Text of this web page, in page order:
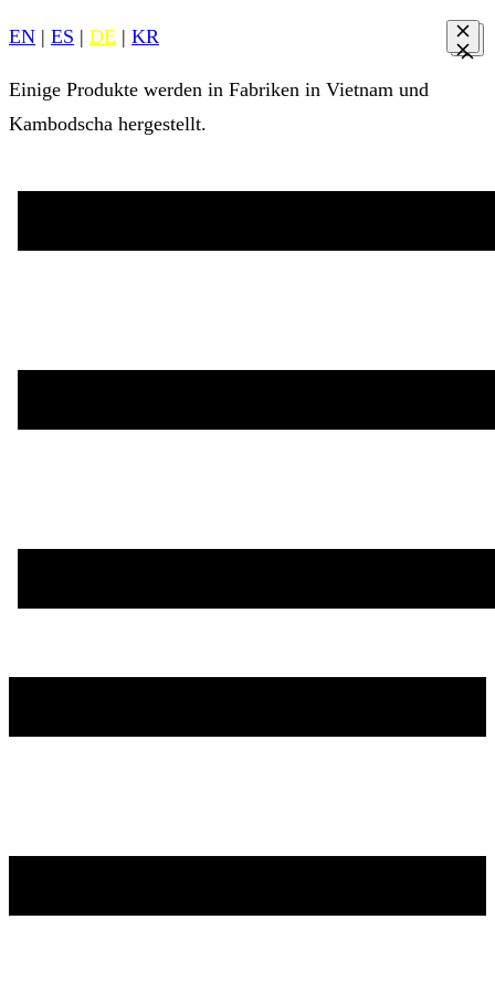
EN | ES | DE | KR
Einige Produkte werden in Fabriken in Vietnam und
Kambodscha hergestellt.